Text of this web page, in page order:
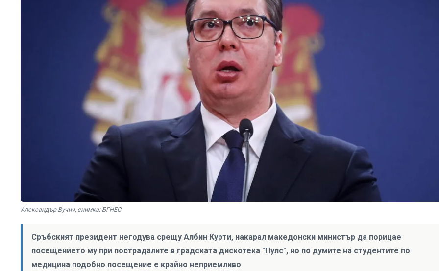
Александър Вучич, снимка: БГНЕС
Сръбският президент негодува срещу Албин Курти, накарал македонски министър да порицае
посещението му при пострадалите в градската дискотека "Пулс", но по думите на студентите по
медицина подобно посещение е крайно неприемливо